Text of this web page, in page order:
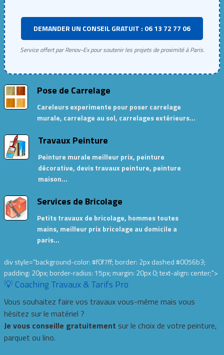
DEMANDER UN CONSEIL GRATUIT : 06 13 72 77 06
Service offert par Renov-Ex pour soutenir les projets de proximité à Paris.
Pose de Carrelage
Careleurs experimente pour poser carrelage
murale, carrelage au sol, carrelages extérieurs…
Travaux Peinture
Peinture murale meilleur prix, peinture
décorative, devis travaux peinture, peinture
maison…
Services de Bricolage
Petits travaux de bricolage, hommes toutes
mains, meilleur prix bricolage au domicile a
paris…
div style="background-color: #f0f7ff; border: 2px dashed #0056b3;
padding: 20px; border-radius: 15px; margin: 20px 0; text-align: center;">
💡 Coaching Travaux & Tarifs Pro
Vous souhaitez faire vos travaux vous-même mais vous
hésitez sur le matériel ?
Je vous conseille gratuitement sur le choix de votre peinture,
parquet ou lino.